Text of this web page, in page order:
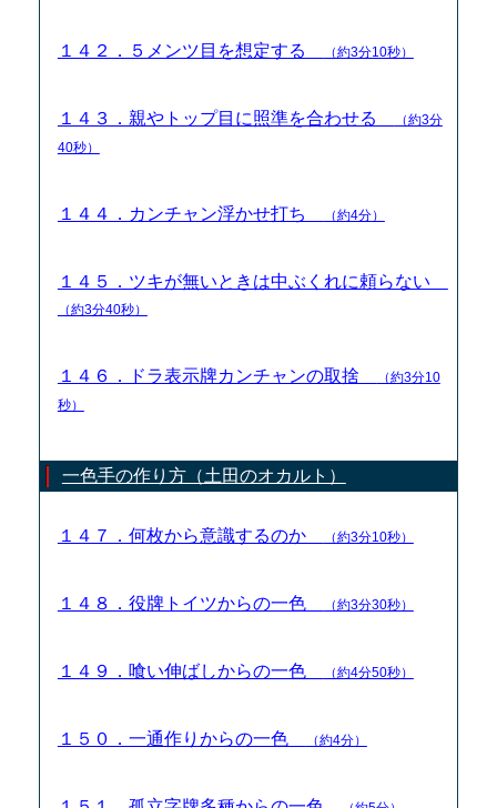
１４２．５メンツ目を想定する （約3分10秒）
１４３．親やトップ目に照準を合わせる
（約3分
40秒）
１４４．カンチャン浮かせ打ち （約4分）
１４５．ツキが無いときは中ぶくれに頼らない
（約3分40秒）
１４６．ドラ表示牌カンチャンの取捨
（約3分10
秒）
一色手の作り方（土田のオカルト）
１４７．何枚から意識するのか （約3分10秒）
１４８．役牌トイツからの一色 （約3分30秒）
１４９．喰い伸ばしからの一色 （約4分50秒）
１５０．一通作りからの一色 （約4分）